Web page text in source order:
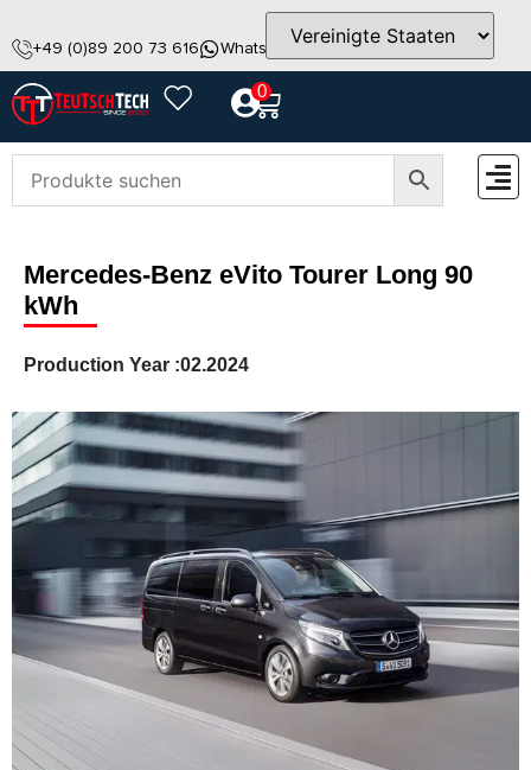
+49 (0)89 200 73 616 WhatsApp info@teutschtech.com
0
Mercedes-Benz eVito Tourer Long 90
kWh
Production Year :02.2024